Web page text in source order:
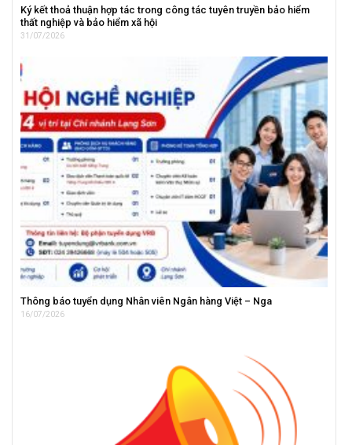
Ký kết thoả thuận hợp tác trong công tác tuyên truyền bảo hiểm
thất nghiệp và bảo hiểm xã hội
31/07/2026
Thông báo tuyển dụng Nhân viên Ngân hàng Việt – Nga
16/07/2026